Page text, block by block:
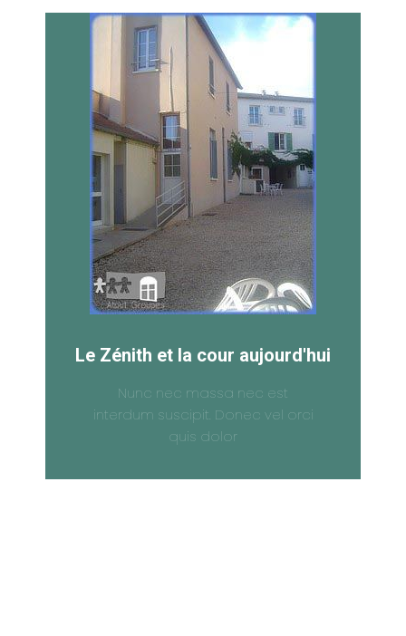
Le Zénith et la cour aujourd'hui
Nunc nec massa nec est
interdum suscipit. Donec vel orci
quis dolor